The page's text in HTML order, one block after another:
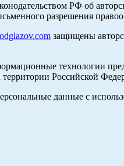
РФ об
разрешения
защищены
технологии
Российской
данные с